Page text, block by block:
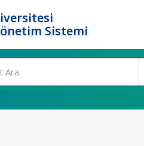
Sistemi